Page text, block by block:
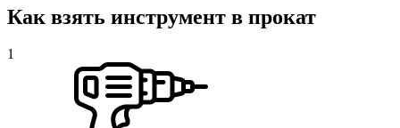
Как взять инструмент в прокат
1